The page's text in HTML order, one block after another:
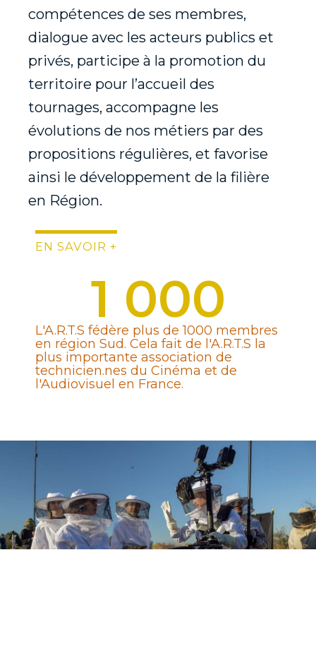
compétences de ses membres,
dialogue avec les acteurs publics et
privés, participe à la promotion du
territoire pour l’accueil des
tournages, accompagne les
évolutions de nos métiers par des
propositions régulières, et favorise
ainsi le développement de la filière
en Région.
EN SAVOIR +
L'A.R.T.S fédère plus de 1000 membres
en région Sud. Cela fait de l'A.R.T.S la
plus importante association de
technicien.nes du Cinéma et de
l'Audiovisuel en France.
1 000